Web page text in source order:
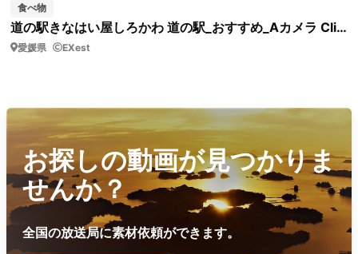
食べ物
道の駅きなはい屋しろかわ 道の駅_おすすめ_Aカメラ Clip0024 道の駅 おすすめ商品
愛媛県 EXest
お探しの動画が見つかりま
せんか？
全国の放送局に素材依頼ができます。